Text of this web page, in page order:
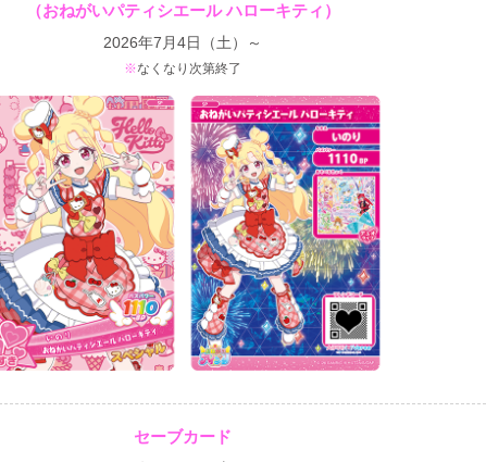
（おねがいパティシエール ハローキティ）
2026年7月4日（土）～
なくなり次第終了
セーブカード